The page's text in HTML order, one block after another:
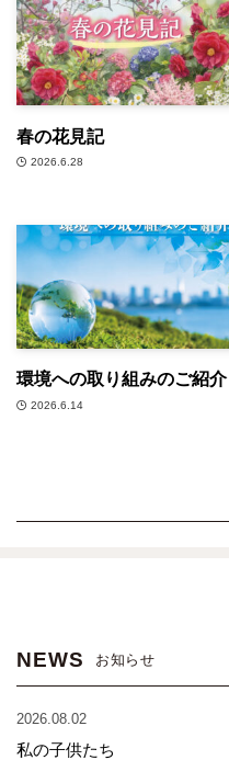
春の花見記
2026.6.28
環境への取り組みのご紹介
2026.6.14
NEWS お知らせ
2026.08.02
私の子供たち